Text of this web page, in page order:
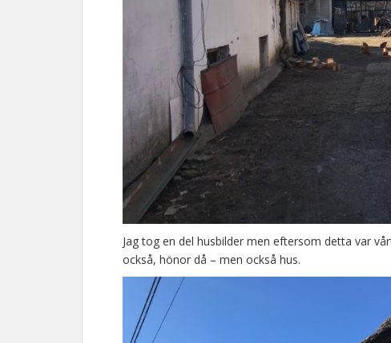
Jag tog en del husbilder men eftersom detta var
också, hönor då – men också hus.